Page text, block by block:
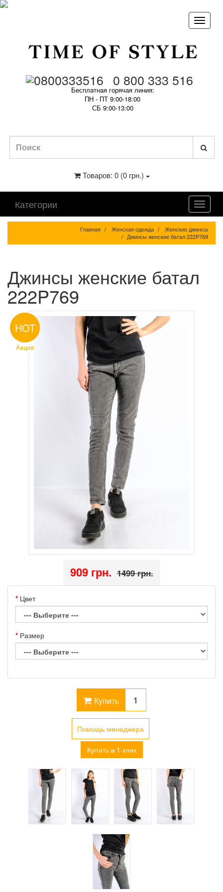
0 800 333 516
Бесплатная горячая линия:
ПН - ПТ 9:00-18:00
СБ 9:00-13:00
Товаров: 0 (0 грн.)
Категории
Главная Женская одежда
Женские джинсы
Джинсы женские батал 222P769
Джинсы женские батал
222P769
HOT
Акция
909 грн. 1499 грн.
Цвет
Размер
Купить
Помощь менеджера
Купить в 1 клик